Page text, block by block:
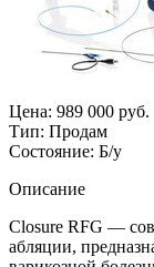
Цена: 989 000 руб.
Тип: Продам
Состояние: Б/у
Описание
Closure RFG —
абляции,